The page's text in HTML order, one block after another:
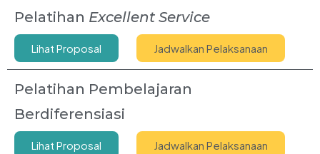
Pelatihan Excellent Service
Lihat Proposal Jadwalkan Pelaksanaan
Pelatihan Pembelajaran
Berdiferensiasi
Lihat Proposal Jadwalkan Pelaksanaan